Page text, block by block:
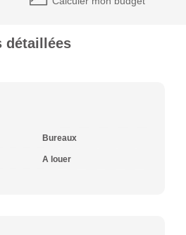
détaillées
Bureaux
A louer